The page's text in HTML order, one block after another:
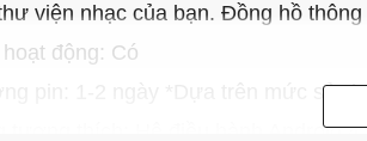
viện nhạc của bạn. Đồng hồ
động: Có
pin: 1-2 ngày *Dựa trên mức sử
tương thích: Hệ điều hành Android